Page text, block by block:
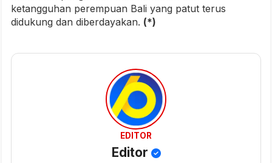
ketangguhan perempuan Bali yang patut terus
didukung dan diberdayakan. (*)
EDITOR
Editor